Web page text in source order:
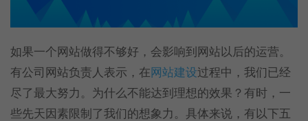
如果一个网站做得不够好，会影响到网站以后的运营。
有公司网站负责人表示，在网站建设过程中，我们已经
尽了最大努力。为什么不能达到理想的效果？有时，一
些先天因素限制了我们的想象力。具体来说，有以下五